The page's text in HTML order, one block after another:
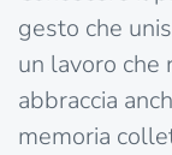
gesto che
un lavoro che
abbraccia
memoria